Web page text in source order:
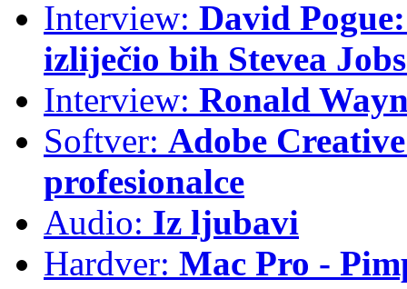
Interview: David
izliječio bih Stevea
Interview: Ronald
Softver: Adobe
profesionalce
Audio: Iz ljubavi
Hardver: Mac Pro -